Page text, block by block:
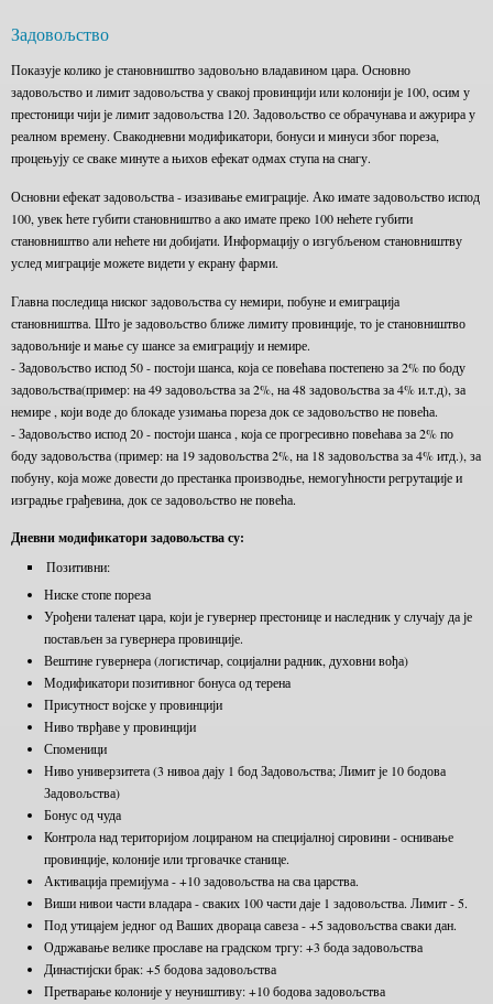
Задовољство
Показује колико је становништво задовољно владавином цара. Основно
задовољство и лимит задовољства у свакој провинцији или колонији је 100, осим у
престоници чији је лимит задовољства 120. Задовољство се обрачунава и ажурира у
реалном времену. Свакодневни модификатори, бонуси и минуси због пореза,
процењују се сваке минуте а њихов ефекат одмах ступа на снагу.
Основни ефекат задовољства - изазивање емиграције. Ако имате задовољство испод
100, увек ћете губити становништво а ако имате преко 100 нећете губити
становништво али нећете ни добијати. Информацију о изгубљеном становништву
услед миграције можете видети у екрану фарми.
Главна последица ниског задовољства су немири, побуне и емиграција
становништва. Што је задовољство ближе лимиту провинције, то је становништво
задовољније и мање су шансе за емиграцију и немире.
- Задовољство испод 50 - постоји шанса, која се повећава постепено за 2% по боду
задовољства(пример: на 49 задовољства за 2%, на 48 задовољства за 4% и.т.д), за
немире , који воде до блокаде узимања пореза док се задовољство не повећа.
- Задовољство испод 20 - постоји шанса , која се прогресивно повећава за 2% по
боду задовољства (пример: на 19 задовољства 2%, на 18 задовољства за 4% итд.), за
побуну, која може довести до престанка производње, немогућности регрутације и
изградње грађевина, док се задовољство не повећа.
Дневни модификатори задовољства су:
Позитивни:
Ниске стопе пореза
Урођени таленат цара, који је гувернер престонице и наследник у случају да је
постављен за гувернера провинције.
Вештине гувернера (логистичар, социјални радник, духовни вођа)
Модификатори позитивног бонуса од терена
Присутност војске у провинцији
Ниво тврђаве у провинцији
Споменици
Ниво универзитета (3 нивоа дају 1 бод Задовољства; Лимит је 10 бодова
Задовољства)
Бонус од чуда
Контрола над територијом лоцираном на специјалној сировини - оснивање
провинције, колоније или трговачке станице.
Активација премијума - +10 задовољства на сва царства.
Виши нивои части владара - сваких 100 части даје 1 задовољства. Лимит - 5.
Под утицајем једног од Ваших двораца савеза - +5 задовољства сваки дан.
Одржавање велике прославе на градском тргу: +3 бода задовољства
Династијски брак: +5 бодова задовољства
Претварање колоније у неуништиву: +10 бодова задовољства